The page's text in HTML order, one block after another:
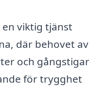
en viktig tjänst
där behovet av
och gångstigar
för trygghet